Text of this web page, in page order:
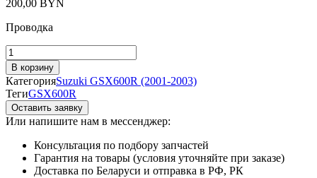
200,00 BYN
Проводка
Количество
товара
Проводка
Suzuki
GSX600R
(2001-
2003)
В корзину
КатегорияSuzuki GSX600R (2001-2003)
ТегиGSX600R
Оставить заявку
Или напишите нам в мессенджер:
Консультация по подбору запчастей
Гарантия на товары (условия уточняйте при заказе)
Доставка по Беларуси и отправка в РФ, РК